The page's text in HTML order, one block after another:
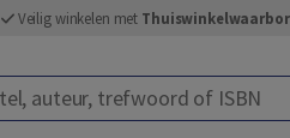
Veilig winkelen met
auteur, trefwoord of ISBN